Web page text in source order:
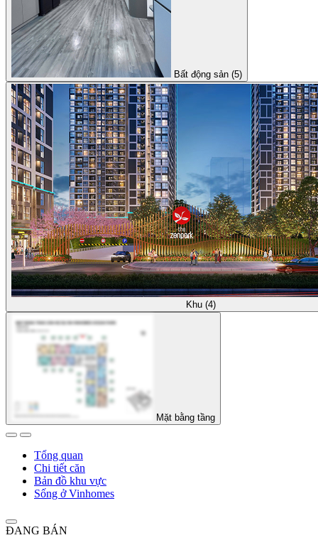
Bất động sản (5)
Khu (4)
Mặt bằng tầng
Tổng quan
Chi tiết căn
Bản đồ khu vực
Sống ở Vinhomes
ĐANG BÁN